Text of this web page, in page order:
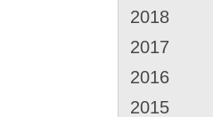
2018
2017
2016
2015